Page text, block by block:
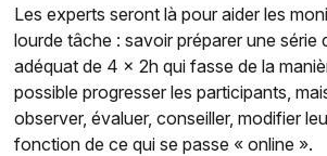
Les experts seront là pour aider les
lourde tâche : savoir préparer une série
adéquat de 4 x 2h qui fasse de la
possible progresser les participants,
observer, évaluer, conseiller, modifier
fonction de ce qui se passe « online ».